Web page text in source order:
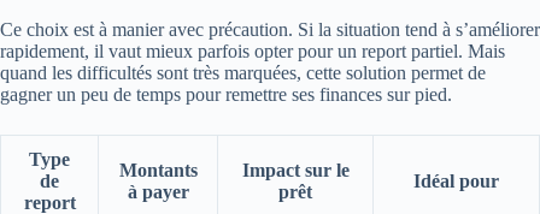
Ce choix est à manier avec précaution. Si la situation tend à s’améliorer
rapidement, il vaut mieux parfois opter pour un report partiel. Mais
quand les difficultés sont très marquées, cette solution permet de
gagner un peu de temps pour remettre ses finances sur pied.
Type
de
report
Montants
à payer
Impact sur le
prêt
Idéal pour